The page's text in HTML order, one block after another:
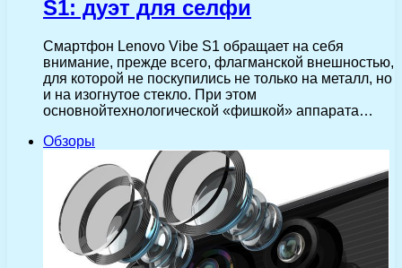
S1: дуэт для селфи
Смартфон Lenovo Vibe S1 обращает на себя
внимание, прежде всего, флагманской внешностью,
для которой не поскупились не только на металл, но
и на изогнутое стекло. При этом
основнойтехнологической «фишкой» аппарата…
Обзоры